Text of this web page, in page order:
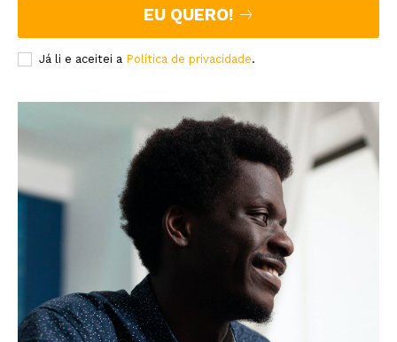
EU QUERO!
Já li e aceitei a Política de privacidade.